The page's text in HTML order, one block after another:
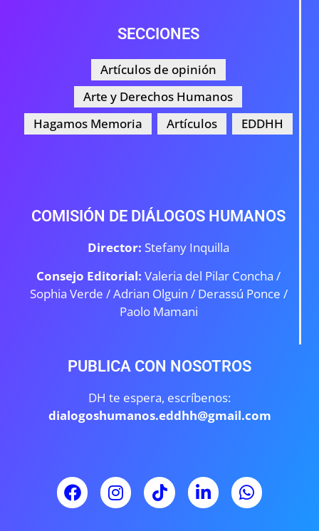
SECCIONES
Artículos de opinión
Arte y Derechos Humanos
Hagamos Memoria
Artículos EDDHH
COMISIÓN DE DIÁLOGOS HUMANOS
Director: Stefany Inquilla
Consejo Editorial: Valeria del Pilar Concha /
Sophia Verde /Adrian Olguin / Derassú Ponce /
Paolo Mamani
PUBLICA CON NOSOTROS
DH te espera, escríbenos:
dialogoshumanos.eddhh@gmail.com